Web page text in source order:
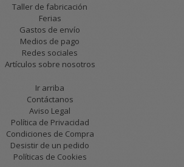
Taller de fabricación
Ferias
Gastos de envío
Medios de pago
Redes sociales
Artículos sobre nosotros
Ir arriba
Contáctanos
Aviso Legal
Política de Privacidad
Condiciones de Compra
Desistir de un pedido
Políticas de Cookies